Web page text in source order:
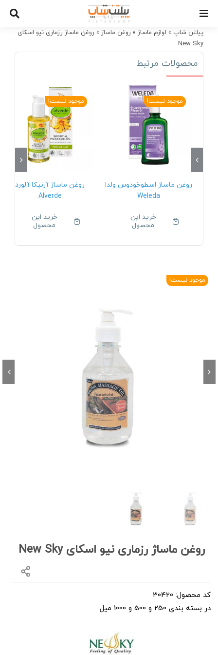
contentپیلتن شاپ » لوازم ماساژ » روغن ماساژ » روغن ماساژ رزماری نیو اسکای
New Sky
محصولات مرتبط
موجود نیست!
روغن ماساژ اسطوخودوس ولدا
Weleda
خرید این
محصول
موجود نیست!
روغن ماساژ آرنیکا آلورد
Alverde
خرید این
محصول
موجود نیست!
روغن ماساژ رزماری نیو اسکای New Sky
کد محصول: 30420
در بسته بندی 250 و 500 و 1000 میل